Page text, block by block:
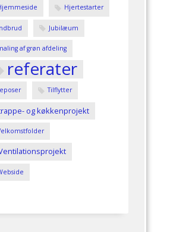
Hjertestarter
Jubilæum
af grøn afdeling
referater
Tilflytter
og køkkenprojekt